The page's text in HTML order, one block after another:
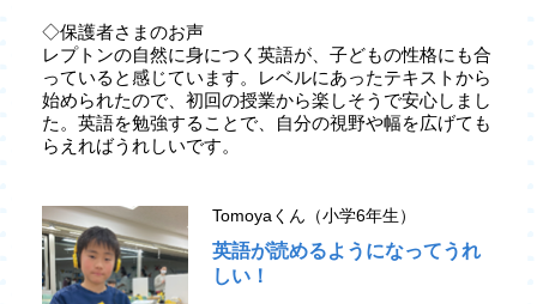
◇保護者さまのお声
レプトンの自然に身につく英語が、子どもの性格にも合
っていると感じています。レベルにあったテキストから
始められたので、初回の授業から楽しそうで安心しまし
た。英語を勉強することで、自分の視野や幅を広げても
らえればうれしいです。
Tomoyaくん（小学6年生）
英語が読めるようになってうれ
しい！